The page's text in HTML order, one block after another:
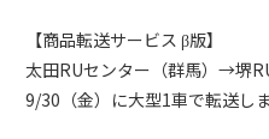
【商品転送サービス β版】
太田RUセンター（群馬）→堺
9/30（金）に大型1車で転送しま